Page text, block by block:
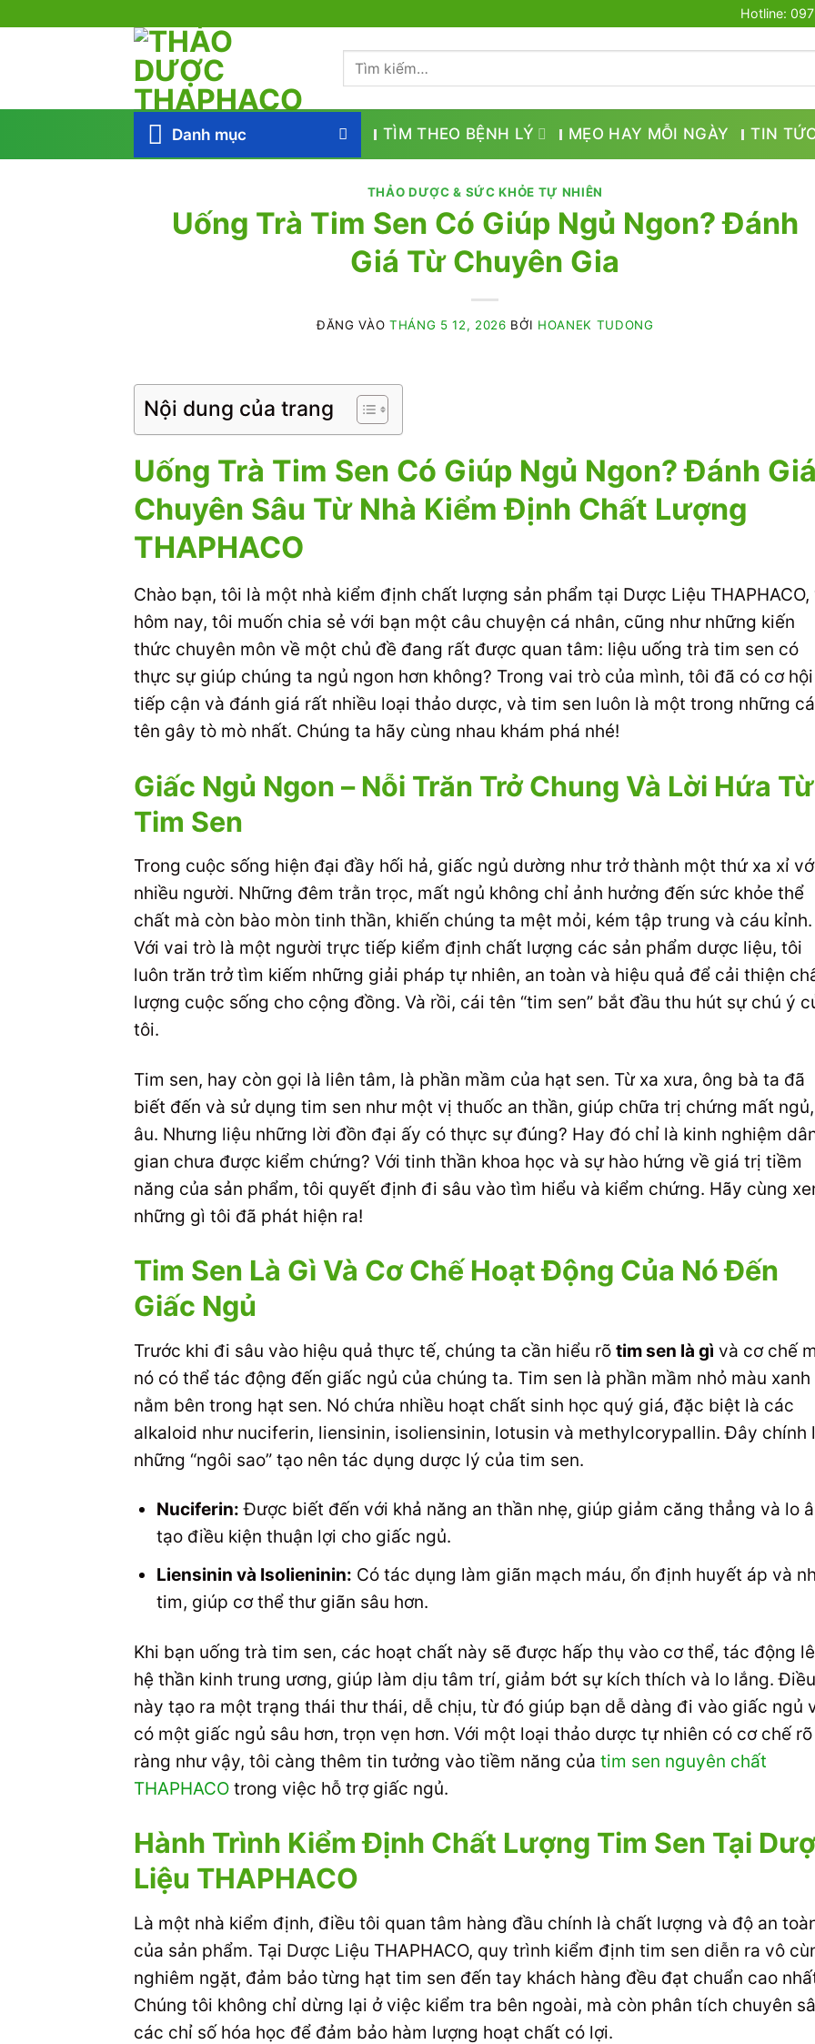
Hotline:
Tìm
Danh mục TÌM THEO BỆNH LÝ MẸO HAY MỖI NGÀY TIN
THẢO DƯỢC & SỨC KHỎE TỰ NHIÊN
Uống Trà Tim Sen Có Giúp Ngủ Ngon? Đánh
Giá Từ Chuyên Gia
ĐĂNG VÀO THÁNG 5 12, 2026 BỞI HOANEK TUDONG
Nội dung của trang
Uống Trà Tim Sen Có Giúp Ngủ Ngon? Đánh Giá
Chuyên Sâu Từ Nhà Kiểm Định Chất Lượng
THAPHACO
Chào bạn, tôi là một nhà kiểm định chất lượng sản phẩm tại Dược Liệu THAPHACO,
hôm nay, tôi muốn chia sẻ với bạn một câu chuyện cá nhân, cũng như những kiến
thức chuyên môn về một chủ đề đang rất được quan tâm: liệu uống trà tim sen có
thực sự giúp chúng ta ngủ ngon hơn không? Trong vai trò của mình, tôi đã có cơ hội
tiếp cận và đánh giá rất nhiều loại thảo dược, và tim sen luôn là một trong những
tên gây tò mò nhất. Chúng ta hãy cùng nhau khám phá nhé!
Giấc Ngủ Ngon – Nỗi Trăn Trở Chung Và Lời Hứa Từ
Tim Sen
Trong cuộc sống hiện đại đầy hối hả, giấc ngủ dường như trở thành một thứ xa xỉ
nhiều người. Những đêm trằn trọc, mất ngủ không chỉ ảnh hưởng đến sức khỏe thể
chất mà còn bào mòn tinh thần, khiến chúng ta mệt mỏi, kém tập trung và cáu kỉnh.
Với vai trò là một người trực tiếp kiểm định chất lượng các sản phẩm dược liệu, tôi
luôn trăn trở tìm kiếm những giải pháp tự nhiên, an toàn và hiệu quả để cải thiện
lượng cuộc sống cho cộng đồng. Và rồi, cái tên “tim sen” bắt đầu thu hút sự chú ý
tôi.
Tim sen, hay còn gọi là liên tâm, là phần mầm của hạt sen. Từ xa xưa, ông bà ta đã
biết đến và sử dụng tim sen như một vị thuốc an thần, giúp chữa trị chứng mất
âu. Nhưng liệu những lời đồn đại ấy có thực sự đúng? Hay đó chỉ là kinh nghiệm
gian chưa được kiểm chứng? Với tinh thần khoa học và sự hào hứng về giá trị tiềm
năng của sản phẩm, tôi quyết định đi sâu vào tìm hiểu và kiểm chứng. Hãy cùng
những gì tôi đã phát hiện ra!
Tim Sen Là Gì Và Cơ Chế Hoạt Động Của Nó Đến
Giấc Ngủ
Trước khi đi sâu vào hiệu quả thực tế, chúng ta cần hiểu rõ tim sen là gì và cơ chế
nó có thể tác động đến giấc ngủ của chúng ta. Tim sen là phần mầm nhỏ màu xanh
nằm bên trong hạt sen. Nó chứa nhiều hoạt chất sinh học quý giá, đặc biệt là các
alkaloid như nuciferin, liensinin, isoliensinin, lotusin và methylcorypallin. Đây chính
những “ngôi sao” tạo nên tác dụng dược lý của tim sen.
Nuciferin: Được biết đến với khả năng an thần nhẹ, giúp giảm căng thẳng và lo
tạo điều kiện thuận lợi cho giấc ngủ.
Liensinin và Isolieninin: Có tác dụng làm giãn mạch máu, ổn định huyết áp và
tim, giúp cơ thể thư giãn sâu hơn.
Khi bạn uống trà tim sen, các hoạt chất này sẽ được hấp thụ vào cơ thể, tác động
hệ thần kinh trung ương, giúp làm dịu tâm trí, giảm bớt sự kích thích và lo lắng. Điều
này tạo ra một trạng thái thư thái, dễ chịu, từ đó giúp bạn dễ dàng đi vào giấc ngủ
có một giấc ngủ sâu hơn, trọn vẹn hơn. Với một loại thảo dược tự nhiên có cơ chế rõ
ràng như vậy, tôi càng thêm tin tưởng vào tiềm năng của tim sen nguyên chất
THAPHACO trong việc hỗ trợ giấc ngủ.
Hành Trình Kiểm Định Chất Lượng Tim Sen Tại
Liệu THAPHACO
Là một nhà kiểm định, điều tôi quan tâm hàng đầu chính là chất lượng và độ an
của sản phẩm. Tại Dược Liệu THAPHACO, quy trình kiểm định tim sen diễn ra vô
nghiêm ngặt, đảm bảo từng hạt tim sen đến tay khách hàng đều đạt chuẩn cao
Chúng tôi không chỉ dừng lại ở việc kiểm tra bên ngoài, mà còn phân tích chuyên
các chỉ số hóa học để đảm bảo hàm lượng hoạt chất có lợi.